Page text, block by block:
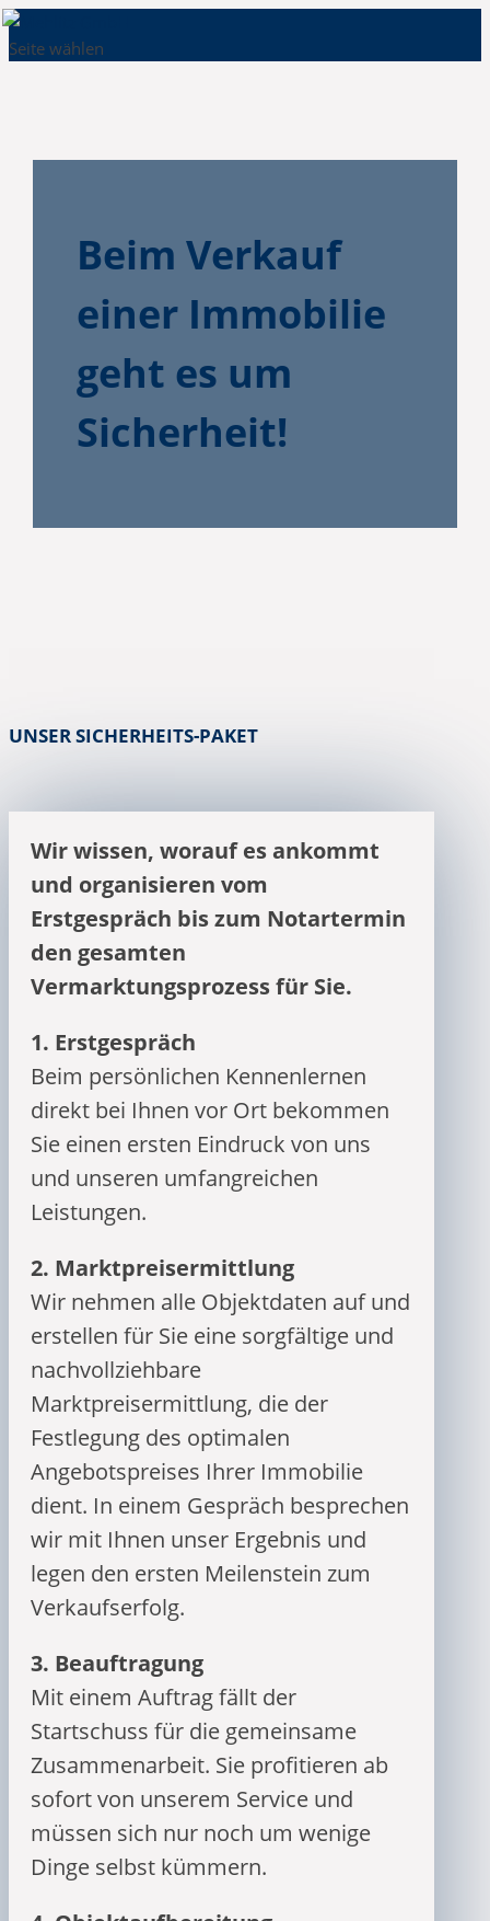
Seite wählen
Beim Verkauf
einer Immobilie
geht es um
Sicherheit!
UNSER SICHERHEITS-PAKET
Wir wissen, worauf es ankommt
und organisieren vom
Erstgespräch bis zum Notartermin
den gesamten
Vermarktungsprozess für Sie.
1. Erstgespräch
Beim persönlichen Kennenlernen
direkt bei Ihnen vor Ort bekommen
Sie einen ersten Eindruck von uns
und unseren umfangreichen
Leistungen.
2. Marktpreisermittlung
Wir nehmen alle Objektdaten auf und
erstellen für Sie eine sorgfältige und
nachvollziehbare
Marktpreisermittlung, die der
Festlegung des optimalen
Angebotspreises Ihrer Immobilie
dient. In einem Gespräch besprechen
wir mit Ihnen unser Ergebnis und
legen den ersten Meilenstein zum
Verkaufserfolg.
3. Beauftragung
Mit einem Auftrag fällt der
Startschuss für die gemeinsame
Zusammenarbeit. Sie profitieren ab
sofort von unserem Service und
müssen sich nur noch um wenige
Dinge selbst kümmern.